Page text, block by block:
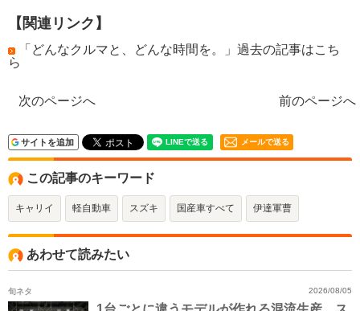
【関連リンク】
「どんなクルマと、どんな時間を。」過去の記事はこち
ら
次のページへ 前のページへ
サイトを追加 メールで送る
この記事のキーワード
キャリイ 軽自動車 スズキ 国産車すべて 伊達軍曹
あわせて読みたい
旬ネタ 2026/08/05